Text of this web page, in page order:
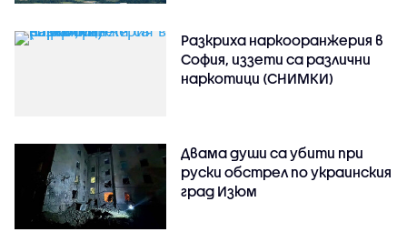
Разкриха наркооранжерия в
София, иззети са различни
наркотици (СНИМКИ)
Двама души са убити при
руски обстрeл по украинския
град Изюм